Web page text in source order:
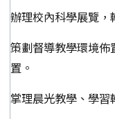
辦理校內科學展覽，
策劃督導教學環境
置。
掌理晨光教學、學習